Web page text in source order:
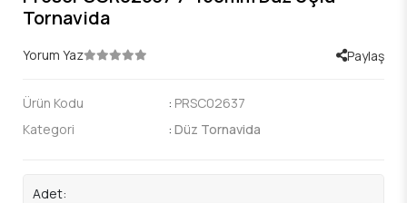
Tornavida
Yorum Yaz Paylaş
Ürün Kodu : PRSC02637
Kategori
: Düz Tornavida
Adet: